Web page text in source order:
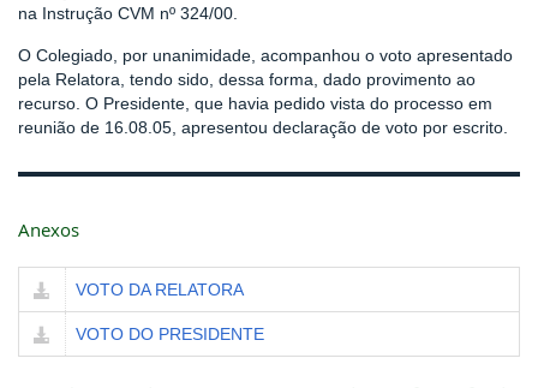
na Instrução CVM nº 324/00.
O Colegiado, por unanimidade, acompanhou o voto apresentado
pela Relatora, tendo sido, dessa forma, dado provimento ao
recurso. O Presidente, que havia pedido vista do processo em
reunião de 16.08.05, apresentou declaração de voto por escrito.
Anexos
VOTO DA RELATORA
VOTO DO PRESIDENTE